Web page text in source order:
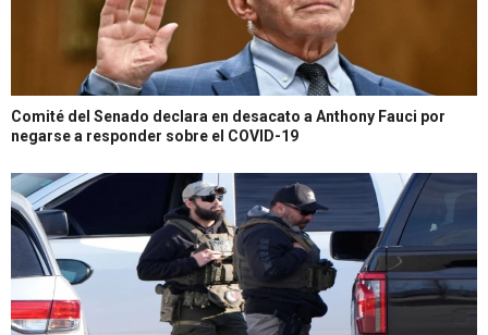
Comité del Senado declara en desacato a Anthony Fauci por
negarse a responder sobre el COVID-19